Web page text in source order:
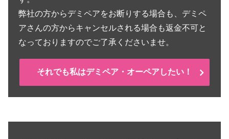
弊社の方からデミペアをお断りする場合も、デミペ
アさんの方からキャンセルされる場合も返金不可と
なっておりますのでご了承くださいませ。
それでも私はデミペア・オーペアしたい！